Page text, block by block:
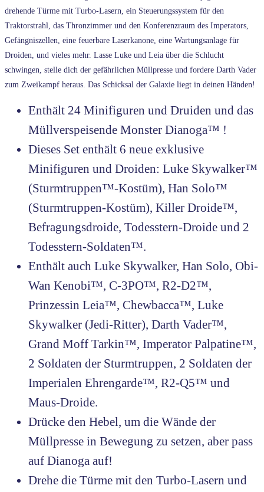
drehende Türme mit Turbo-Lasern, ein Steuerungssystem für den
Traktorstrahl, das Thronzimmer und den Konferenzraum des Imperators,
Gefängniszellen, eine feuerbare Laserkanone, eine Wartungsanlage für
Droiden, und vieles mehr. Lasse Luke und Leia über die Schlucht
schwingen, stelle dich der gefährlichen Müllpresse und fordere Darth Vader
zum Zweikampf heraus. Das Schicksal der Galaxie liegt in deinen Händen!
Enthält 24 Minifiguren und Druiden und das
Müllverspeisende Monster Dianoga™ !
Dieses Set enthält 6 neue exklusive
Minifiguren und Droiden: Luke Skywalker™
(Sturmtruppen™-Kostüm), Han Solo™
(Sturmtruppen-Kostüm), Killer Droide™,
Befragungsdroide, Todesstern-Droide und 2
Todesstern-Soldaten™.
Enthält auch Luke Skywalker, Han Solo, Obi-
Wan Kenobi™, C-3PO™, R2-D2™,
Prinzessin Leia™, Chewbacca™, Luke
Skywalker (Jedi-Ritter), Darth Vader™,
Grand Moff Tarkin™, Imperator Palpatine™,
2 Soldaten der Sturmtruppen, 2 Soldaten der
Imperialen Ehrengarde™, R2-Q5™ und
Maus-Droide.
Drücke den Hebel, um die Wände der
Müllpresse in Bewegung zu setzen, aber pass
auf Dianoga auf!
Drehe die Türme mit den Turbo-Lasern und